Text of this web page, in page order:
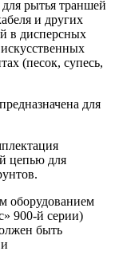
для рытья траншей
и других
в дисперсных
(песок, супесь,
для
цепью для
оборудованием
900-й серии)
быть